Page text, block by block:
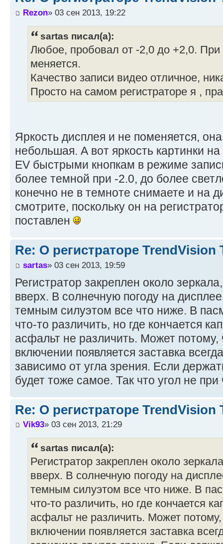
Rezon» 03 сен 2013, 19:22
sartas писал(а):
Любое, пробовал от -2,0 до +2,0. При
меняется.
Качество записи видео отличное,
Просто на самом регистраторе я ,
Яркость дисплея и не поменяется,
небольшая. А вот яркость картинки
EV быстрыми кнопкам в режиме
более темной при -2.0, до более
конечно не в темноте снимаете и на
смотрите, поскольку он на
поставлен
Re: О регистраторе TrendVision
sartas» 03 сен 2013, 19:59
Регистратор закреплен около
вверх. В солнечную погоду на
темным силуэтом все что ниже. В
что-то различить, но где кончается
асфальт не различить. Может
включении появляется заставка
зависимо от угла зрения. Если
будет тоже самое. Так что угол не при
Re: О регистраторе TrendVision
Vik93» 03 сен 2013, 21:29
sartas писал(а):
Регистратор закреплен около
вверх. В солнечную погоду на
темным силуэтом все что ниже. В
что-то различить, но где кончается
асфальт не различить. Может
включении появляется заставка